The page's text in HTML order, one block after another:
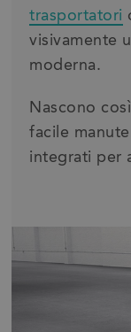
trasportatori
visivamente
moderna.
Nascono
facile
integrati per